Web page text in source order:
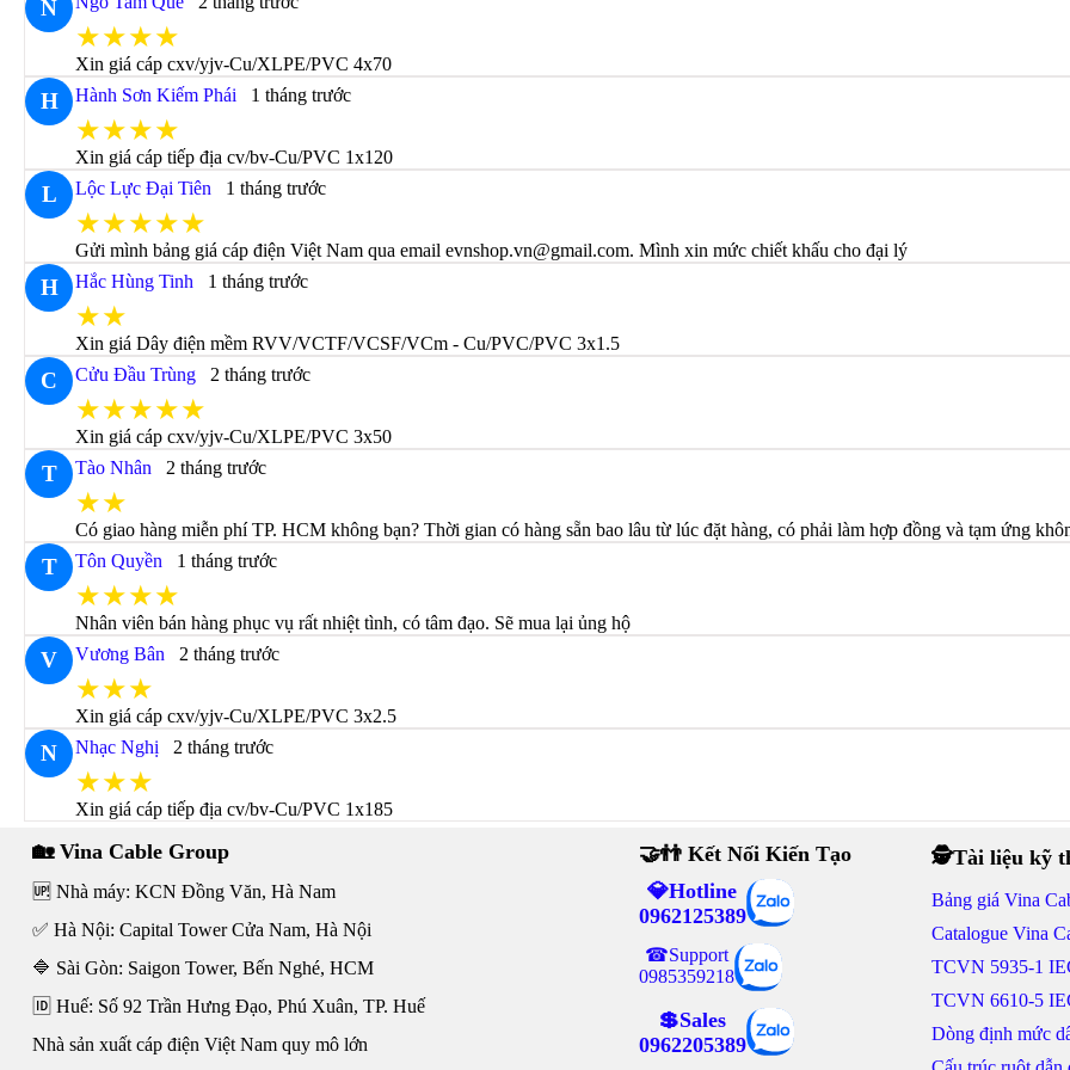
N
★★★★
Xin giá cáp cxv/yjv-Cu/XLPE/PVC 4x70
H Hành Sơn Kiếm Phái 1 tháng trước
★★★★
Xin giá cáp tiếp địa cv/bv-Cu/PVC 1x120
L Lộc Lực Đại Tiên 1 tháng trước
★★★★★
Gửi mình bảng giá cáp điện Việt Nam qua email evnshop.vn@gmail.com. Mình xin mức chiết khấu cho đại lý
H Hắc Hùng Tinh 1 tháng trước
★★
Xin giá Dây điện mềm RVV/VCTF/VCSF/VCm - Cu/PVC/PVC 3x1.5
C Cửu Đầu Trùng 2 tháng trước
★★★★★
Xin giá cáp cxv/yjv-Cu/XLPE/PVC 3x50
T Tào Nhân 2 tháng trước
★★
Có giao hàng miễn phí TP. HCM không bạn? Thời gian có hàng sẵn bao lâu từ lúc đặt hàng, có phải làm hợp đồng và tạm ứng
T Tôn Quyền 1 tháng trước
★★★★
Nhân viên bán hàng phục vụ rất nhiệt tình, có tâm đạo. Sẽ mua lại ủng hộ
V Vương Bân 2 tháng trước
★★★
Xin giá cáp cxv/yjv-Cu/XLPE/PVC 3x2.5
N Nhạc Nghị 2 tháng trước
★★★
Xin giá cáp tiếp địa cv/bv-Cu/PVC 1x185
🏡 Vina Cable Group
🆙 Nhà máy: KCN Đồng Văn, Hà Nam
✅ Hà Nội: Capital Tower Cửa Nam, Hà Nội
🔷 Sài Gòn: Saigon Tower, Bến Nghé, HCM
🆔 Huế: Số 92 Trần Hưng Đạo, Phú Xuân, TP. Huế
Nhà sản xuất cáp điện Việt Nam quy mô lớn
🤝👬 Kết Nối Kiến Tạo
💎Hotline
0962125389
☎Support
0985359218
💲Sales
0962205389
🕵Tài liệu kỹ
Bảng giá Vina
Catalogue Vina
TCVN 5935-1
TCVN 6610-5
Dòng định mức